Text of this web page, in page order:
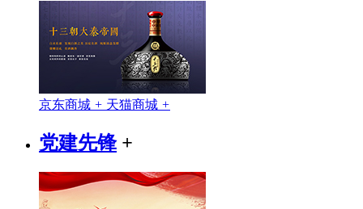
京东商城 + 天猫商城 +
党建先锋+